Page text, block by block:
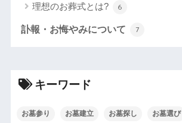
理想のお葬式とは? 6
訃報・お悔やみについて 7
キーワード
お墓参り お墓建立 お墓探し お墓選び